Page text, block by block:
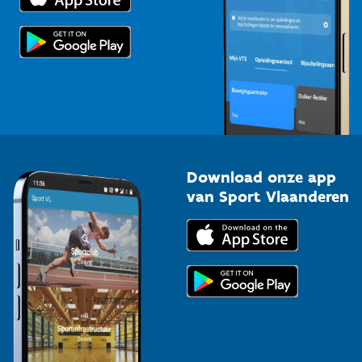
Topsporters
Download onze app
van Sport Vlaanderen